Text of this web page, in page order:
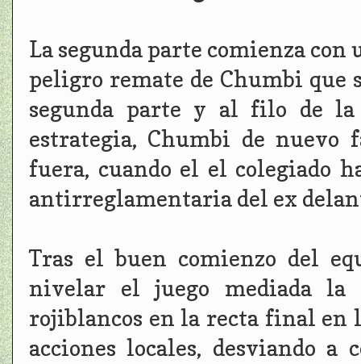
La segunda parte comienza
peligro remate de Chumbi que
segunda parte y al filo de la
estrategia, Chumbi de nuevo
fuera, cuando el el colegiado
antirreglamentaria del ex
Tras el buen comienzo del
nivelar el juego mediada la
rojiblancos en la recta final en
acciones locales, desviando